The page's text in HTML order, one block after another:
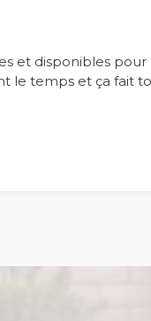
et disponibles pour
le temps et ça fait